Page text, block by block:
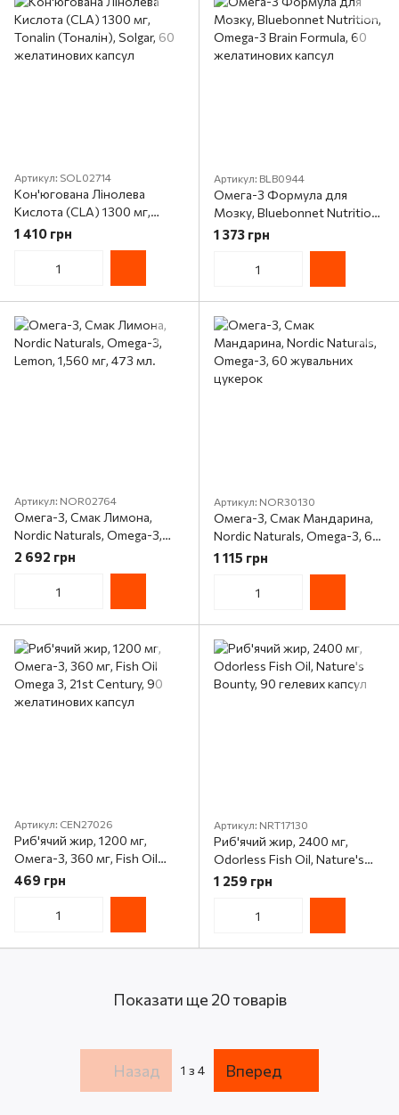
Артикул: SOL02714
Кон'югована Лінолева
Кислота (CLA) 1300 мг,
Tonalin (Тоналін), Solgar, 60
желатинових капсул
1 410 грн
Артикул: BLB0944
Омега-3 Формула для
Мозку, Bluebonnet Nutrition,
Omega-3 Brain Formula, 60
желатинових капсул
1 373 грн
Артикул: NOR02764
Омега-3, Смак Лимона,
Nordic Naturals, Omega-3,
Lemon, 1,560 мг, 473 мл.
2 692 грн
Артикул: NOR30130
Омега-3, Смак Мандарина,
Nordic Naturals, Omega-3, 60
жувальних цукерок
1 115 грн
Артикул: CEN27026
Риб'ячий жир, 1200 мг,
Омега-3, 360 мг, Fish Oil
Omega 3, 21st Century, 90
желатинових капсул
469 грн
Артикул: NRT17130
Риб'ячий жир, 2400 мг,
Odorless Fish Oil, Nature's
Bounty, 90 гелевих капсул
1 259 грн
Показати ще 20 товарів
Назад 1 з 4 Вперед